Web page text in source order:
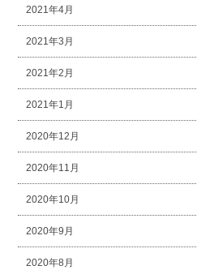
2021年4月
2021年3月
2021年2月
2021年1月
2020年12月
2020年11月
2020年10月
2020年9月
2020年8月